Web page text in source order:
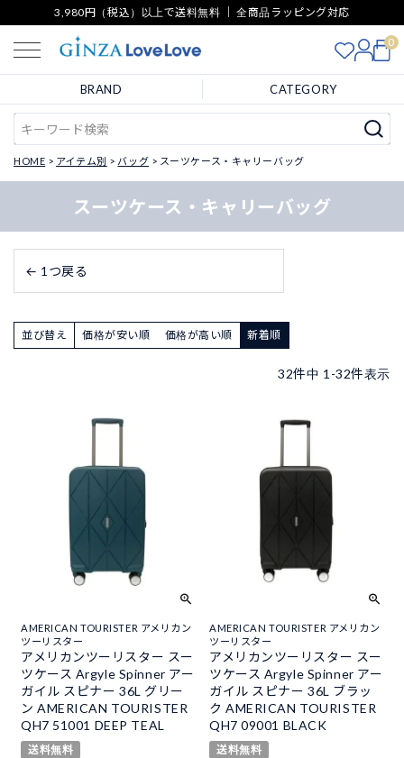
3,980円（税込）以上で送料無料 ｜ 全商品ラッピング対応
0
BRAND CATEGORY
HOME アイテム別 バッグ スーツケース・キャリーバッグ
スーツケース・キャリーバッグ
← 1つ戻る
並び替え 価格が安い順 価格が高い順 新着順
32件中 1 -32件表示
AMERICAN TOURISTER アメリカン
ツーリスター
アメリカンツーリスター スー
ツケース Argyle Spinner アー
ガイル スピナー 36L グリー
ン AMERICAN TOURISTER
QH7 51001 DEEP TEAL
送料無料
AMERICAN TOURISTER アメリカン
ツーリスター
アメリカンツーリスター スー
ツケース Argyle Spinner アー
ガイル スピナー 36L ブラッ
ク AMERICAN TOURISTER
QH7 09001 BLACK
送料無料